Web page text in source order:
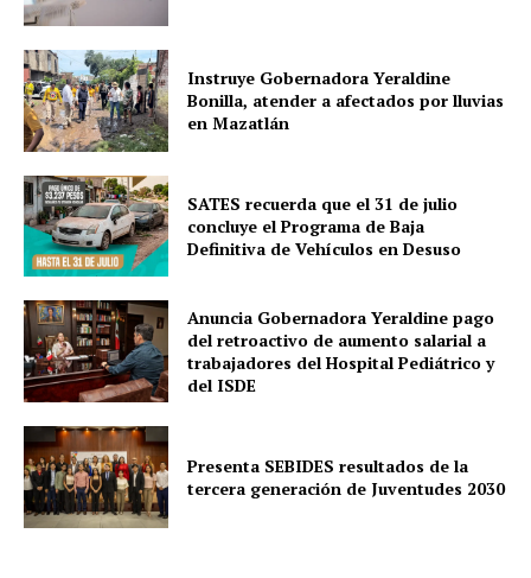
Instruye Gobernadora Yeraldine
Bonilla, atender a afectados por lluvias
en Mazatlán
SATES recuerda que el 31 de julio
concluye el Programa de Baja
Definitiva de Vehículos en Desuso
Anuncia Gobernadora Yeraldine pago
del retroactivo de aumento salarial a
trabajadores del Hospital Pediátrico y
del ISDE
Presenta SEBIDES resultados de la
tercera generación de Juventudes 2030